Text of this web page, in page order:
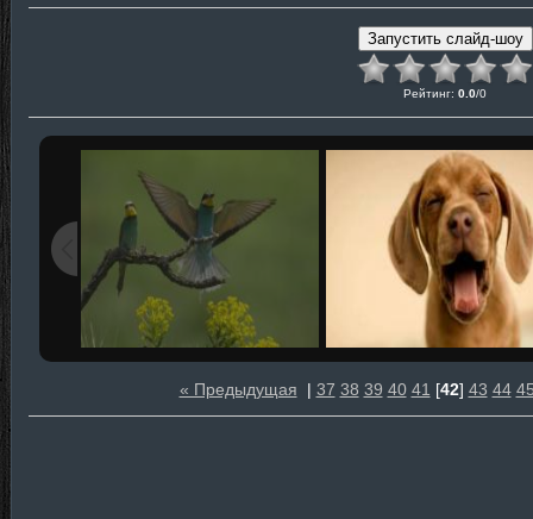
Рейтинг: 0.0/0
« Предыдущая | 37 38 39 40 41 [42] 43 44